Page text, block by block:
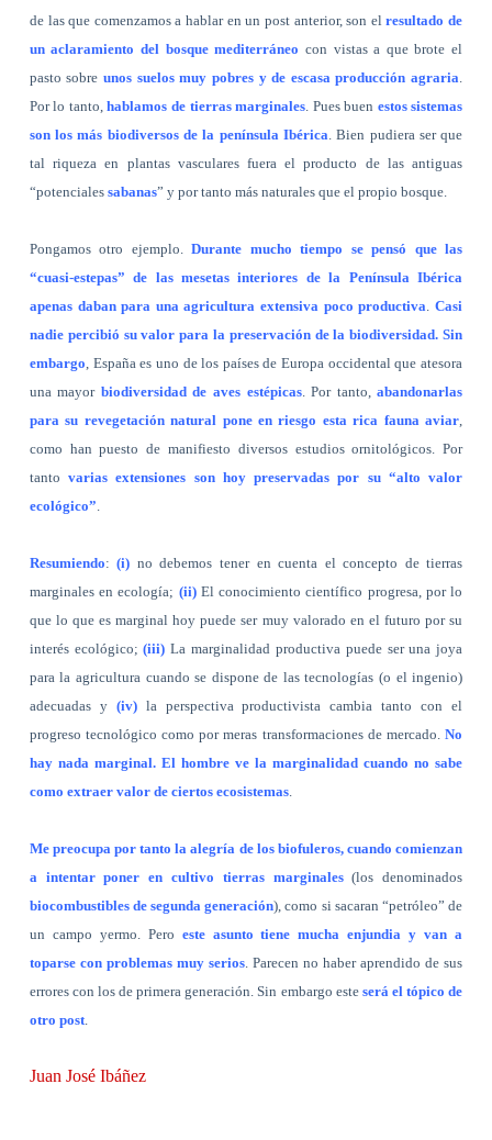
de las que comenzamos a hablar en un post anterior, son elresultado de
un aclaramiento del bosque mediterráneo con vistas a que brote el
pasto sobre unos suelos muy pobres y de escasa producción agraria
Por lo tanto,hablamos de tierras marginales . Pues buen estos sistemas
son los más biodiversos de la península Ibérica . Bien pudiera ser que
tal riqueza en plantas vasculares fuera el producto de las antiguas
“potenciales sabanas” y por tanto más naturales que el propio bosque.
Pongamos otro ejemplo.Durante mucho tiempo se pensó que las
“cuasi-estepas” de las mesetas interiores de la Península Ibérica
apenas daban para una agricultura extensiva poco productiva .Casi
nadie percibió su valor para la preservación de la biodiversidad. Sin
embargo , España es uno de los países de Europa occidental que atesora
una mayor biodiversidad de aves estépicas. Por tanto,abandonarlas
para su revegetación natural pone en riesgo esta rica fauna aviar
como han puesto de manifiesto diversos estudios ornitológicos. Por
tantovarias extensiones son hoy preservadas por su “alto valor
ecológico”
Resumiendo:(i) no debemos tener en cuenta el concepto de tierras
marginales en ecología; (ii)El conocimiento científico progresa, por lo
que lo que es marginal hoy puede ser muy valorado en el futuro por su
interés ecológico;(iii) La marginalidad productiva puede ser una joya
para la agricultura cuando se dispone de las tecnologías (o el ingenio)
adecuadas y (iv)la perspectiva productivista cambia tanto con el
progreso tecnológico como por meras transformaciones de mercado.No
hay nada marginal. El hombre ve la marginalidad cuando no sabe
como extraer valor de ciertos ecosistemas.
Me preocupa por tanto la alegría de los biofuleros, cuando comienzan
a intentar poner en cultivo tierras marginales(los denominados
biocombustibles de segunda generación), como si sacaran “petróleo” de
un campo yermo. Pero este asunto tiene mucha enjundia y van a
toparse con problemas muy serios. Parecen no haber aprendido de sus
errores con los de primera generación. Sin embargo este será el tópico de
otro post.
Juan José Ibáñez